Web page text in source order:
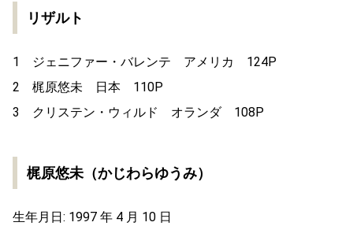
リザルト
1 ジェニファー・バレンテ アメリカ 124P
2 梶原悠未 日本 110P
3 クリステン・ウィルド オランダ 108P
梶原悠未（かじわらゆうみ）
生年月日: 1997 年 4 月 10 日